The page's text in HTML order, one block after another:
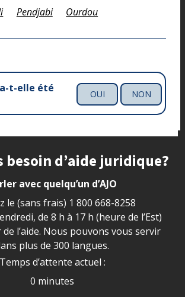
Pendjabi Ourdou
t-elle été
OUI NON
besoin d’aide juridique?
avec quelqu’un d’AJO
le (sans frais) 1 800 668-8258
de 8 h à 17 h (heure de l’Est)
l’aide. Nous pouvons vous servir
plus de 300 langues.
Temps d’attente actuel :
0 minutes